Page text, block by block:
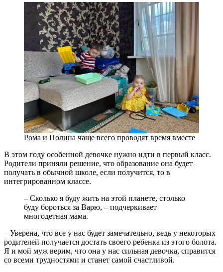
Рома и Полина чаще всего проводят время вместе
В этом году особенной девочке нужно идти в первый класс.
Родители приняли решение, что образование она будет
получать в обычной школе, если получится, то в
интегрированном классе.
– Сколько я буду жить на этой планете, столько
буду бороться за Варю, – подчеркивает
многодетная мама.
– Уверена, что все у нас будет замечательно, ведь у некоторых
родителей получается достать своего ребенка из этого болота.
Я и мой муж верим, что она у нас сильная девочка, справится
со всеми трудностями и станет самой счастливой.